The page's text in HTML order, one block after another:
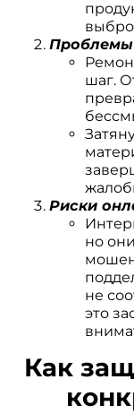
Проблемы
шаг.
Риски
но
не
это
Как